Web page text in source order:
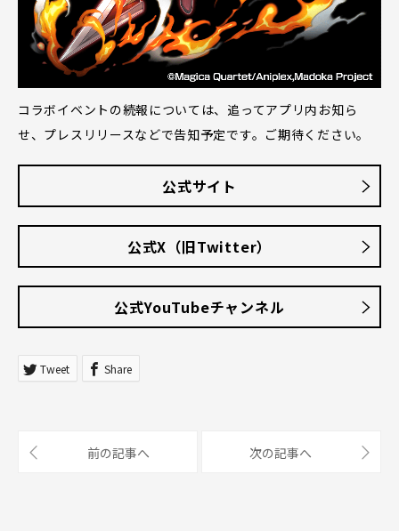
コラボイベントの続報については、追ってアプリ内お知ら
せ、プレスリリースなどで告知予定です。ご期待ください。
公式サイト
公式X（旧Twitter）
公式YouTubeチャンネル
Tweet Share
前の記事へ 次の記事へ